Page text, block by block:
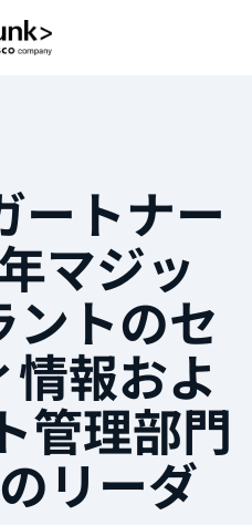
ートナー
マジッ
ントのセ
情報およ
管理部門
リーダ